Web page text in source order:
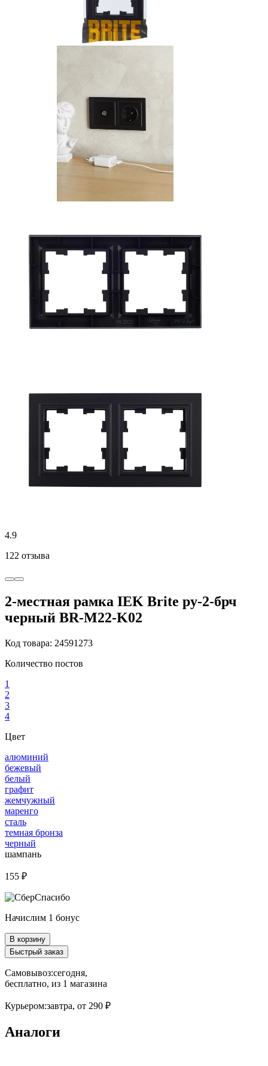
4.9
122 отзыва
2-местная рамка IEK Brite ру-2-брч
черный BR-M22-K02
Код товара: 24591273
Количество постов
1
2
3
4
Цвет
алюминий
бежевый
белый
графит
жемчужный
маренго
сталь
темная бронза
черный
шампань
155 ₽
Начислим 1 бонус
В корзину
Быстрый заказ
Самовывоз:сегодня,
бесплатно, из 1 магазина
Курьером:завтра, от 290 ₽
Аналоги